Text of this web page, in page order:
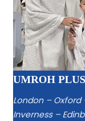
UMROH
London – Oxford
Inverness –